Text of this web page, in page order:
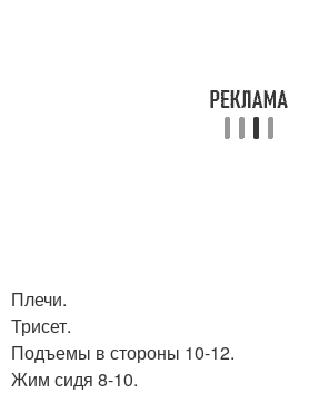
Плечи.
Трисет.
Подъемы в стороны 10-12.
Жим сидя 8-10.